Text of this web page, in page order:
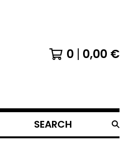
0 0,00 €
SEARCH
PRODUCTS